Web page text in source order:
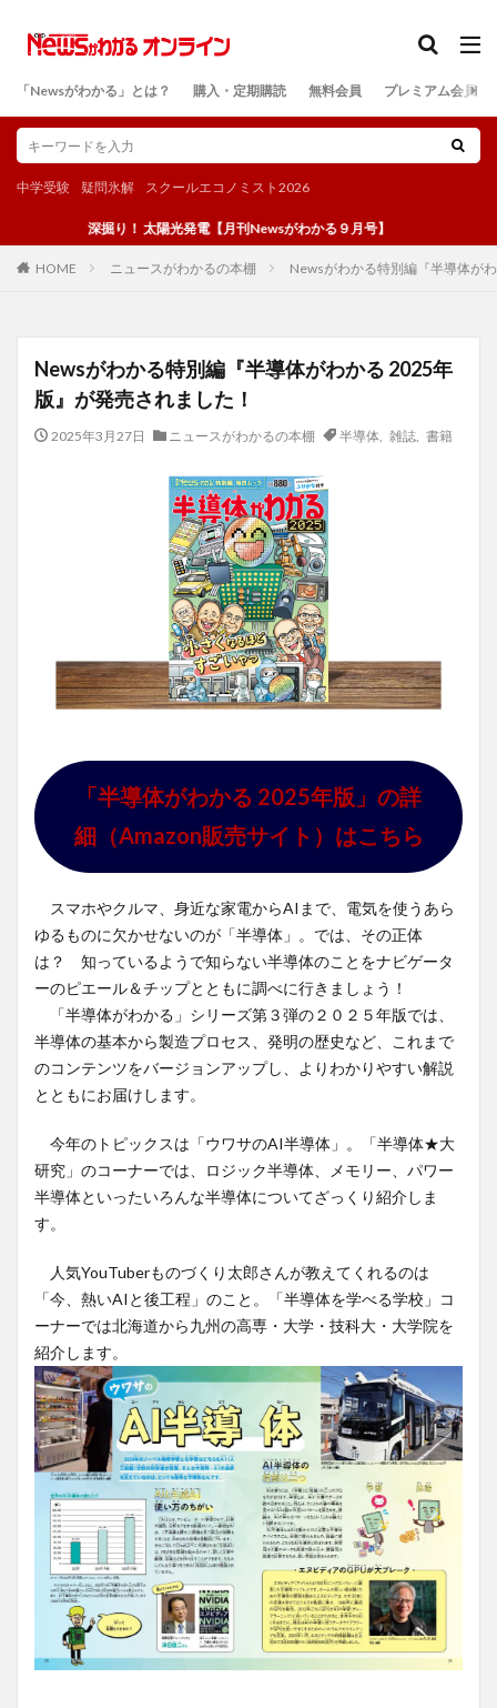
「Newsがわかる」とは？ 購入・定期購読 無料会員 プレミアム会員
中学受験 疑問氷解 スクールエコノミスト2026
深掘り！ 太陽光発電【月刊Newsがわかる９月号】
HOME ニュースがわかるの本棚 Newsがわかる特別編『半導体が
Newsがわかる特別編『半導体がわかる 2025年
版』が発売されました！
2025年3月27日 ニュースがわかるの本棚 半導体 雑誌, 書籍
「半導体がわかる 2025年版」の詳
細（Amazon販売サイト）はこちら
スマホやクルマ、身近な家電からAIまで、電気を使うあら
ゆるものに欠かせないのが「半導体」。では、その正体
は？ 知っているようで知らない半導体のことをナビゲータ
ーのピエール＆チップとともに調べに行きましょう！
「半導体がわかる」シリーズ第３弾の２０２５年版では、
半導体の基本から製造プロセス、発明の歴史など、これまで
のコンテンツをバージョンアップし、よりわかりやすい解説
とともにお届けします。
今年のトピックスは「ウワサのAI半導体」。「半導体★大
研究」のコーナーでは、ロジック半導体、メモリー、パワー
半導体といったいろんな半導体についてざっくり紹介しま
す。
人気YouTuberものづくり太郎さんが教えてくれるのは
「今、熱いAIと後工程」のこと。「半導体を学べる学校」コ
ーナーでは北海道から九州の高専・大学・技科大・大学院を
紹介します。
検索